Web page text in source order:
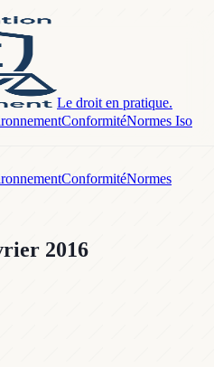
Le droit en pratique.
ConformitéNormes Iso
ConformitéNormes
2016